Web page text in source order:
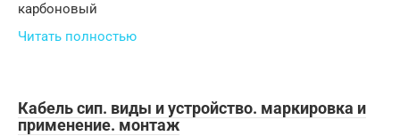
карбоновый
Читать полностью
Кабель сип. виды и устройство. маркировка и
применение. монтаж